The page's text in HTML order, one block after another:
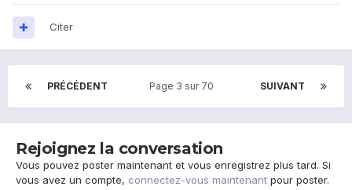
Citer
PRÉCÉDENT SUIVANT
Page 3 sur 70
Rejoignez la conversation
Vous pouvez poster maintenant et vous enregistrez plus tard. Si
vous avez un compte, connectez-vous maintenant pour poster.